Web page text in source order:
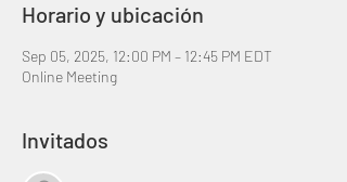
Horario y ubicación
Sep 05, 2025, 12:00 PM – 12:45 PM EDT
Online Meeting
Invitados